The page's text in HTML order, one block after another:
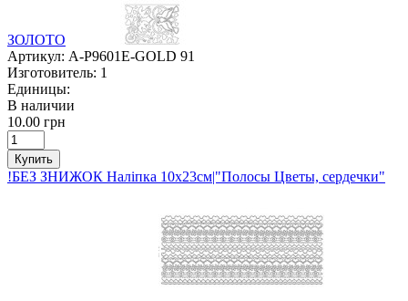
ЗОЛОТО
Артикул: A-P9601E-GOLD 91
Изготовитель: 1
Единицы:
В наличии
10.00 грн
Купить
!БЕЗ ЗНИЖОК Наліпка 10х23см|"Полосы Цветы, сердечки"